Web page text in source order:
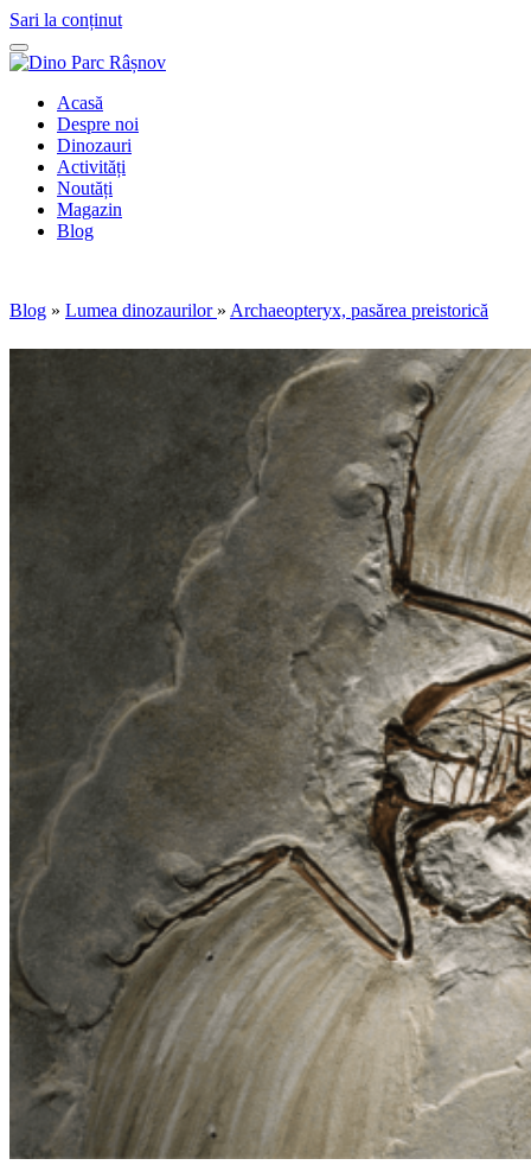
Sari la conținut
Acasă
Despre noi
Dinozauri
Activități
Noutăți
Magazin
Blog
Blog » Lumea dinozaurilor » Archaeopteryx, pasărea preistorică